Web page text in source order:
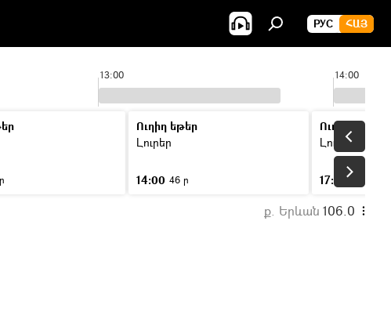
РУС ՀԱՅ
13:00 14:00
Ուղիղ եթեր
Լուրեր
14:00 46 ր
Ուղիղ եթեր
Լուրեր
17:00
ք. Երևան 106.0